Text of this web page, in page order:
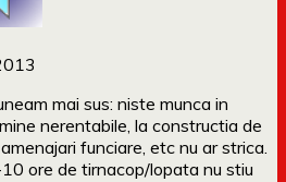
mai sus: niste munca in
nerentabile, la constructia de
funciare, etc nu ar strica.
ore de tirnacop/lopata nu stiu